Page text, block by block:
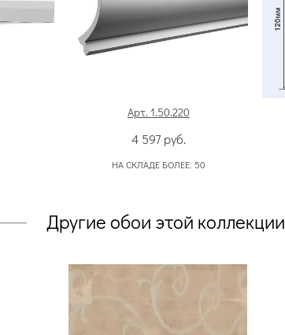
Арт. 1.50.220
4 597руб.
НА СКЛАДЕ БОЛЕЕ: 50
Другие обои этой коллекции